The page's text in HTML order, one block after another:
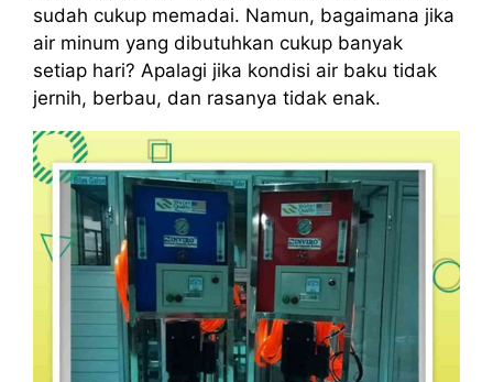
sudah cukup memadai. Namun, bagaimana jika
air minum yang dibutuhkan cukup banyak
setiap hari? Apalagi jika kondisi air baku tidak
jernih, berbau, dan rasanya tidak enak.